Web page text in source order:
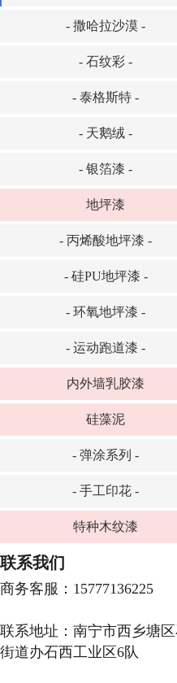
- 撒哈拉沙漠 -
- 石纹彩 -
- 泰格斯特 -
- 天鹅绒 -
- 银箔漆 -
地坪漆
- 丙烯酸地坪漆 -
- 硅PU地坪漆 -
- 环氧地坪漆 -
- 运动跑道漆 -
内外墙乳胶漆
硅藻泥
- 弹涂系列 -
- 手工印花 -
特种木纹漆
联系我们
商务客服：15777136225
联系地址：南宁市西乡塘
街道办石西工业区6队